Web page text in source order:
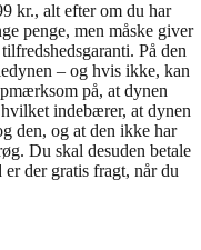
kr., alt efter om du har
penge, men måske giver
På den
– og hvis ikke, kan
på, at dynen
indebærer, at dynen
den, og at den ikke har
Du skal desuden betale
der gratis fragt, når du